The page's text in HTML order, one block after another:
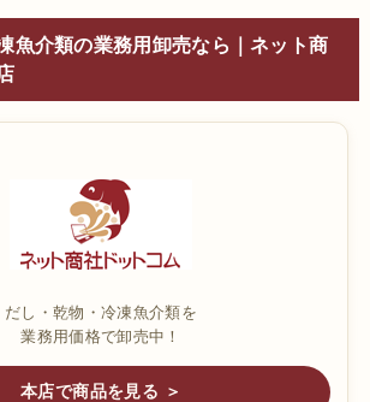
魚介類の業務用卸売なら｜ネット商
だし・乾物・冷凍魚介類を
業務用価格で卸売中！
本店で商品を見る ＞